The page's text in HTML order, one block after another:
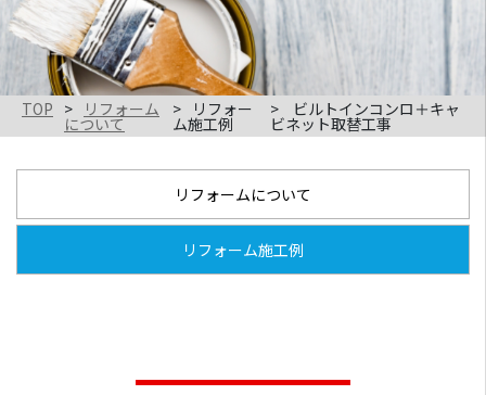
TOP リフォーム
について
リフォー
ム施工例
ビルトインコンロ＋キャ
ビネット取替工事
リフォームについて
リフォーム施工例